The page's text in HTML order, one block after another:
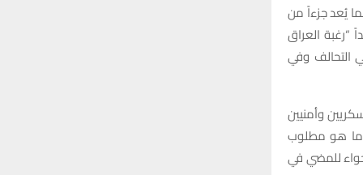
يُعد جزءاً من
“رغبة العراق
التحالف وفي
وأمنيين
وما هو مطلوب
للمضي في